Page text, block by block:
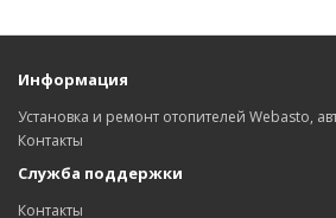
Информация
Установка и ремонт отопителей Webasto,
Контакты
Служба поддержки
Контакты